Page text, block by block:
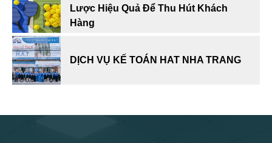
Lược Hiệu Quả Để Thu Hút Khách
Hàng
DỊCH VỤ KẾ TOÁN HAT NHA TRANG